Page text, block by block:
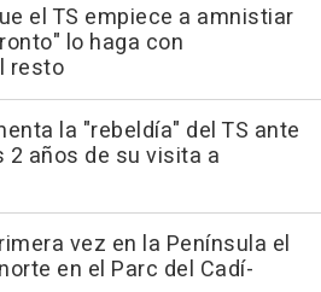
el TS empiece a amnistiar
lo haga con
resto
la "rebeldía" del TS ante
2 años de su visita a
vez en la Península el
en el Parc del Cadí-